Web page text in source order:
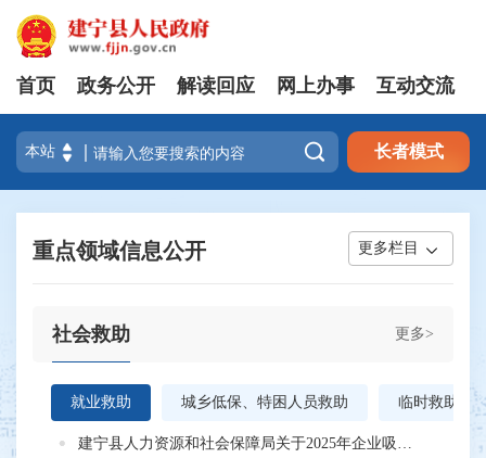
首页 政务公开 解读回应 网上办事 互动交流
 长者模式
重点领域信息公开 更多栏目
更多>
社会救助
就业救助 城乡低保、特困人员救助 临时救助